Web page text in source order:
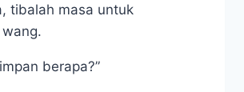
tibalah masa untuk
berapa?”